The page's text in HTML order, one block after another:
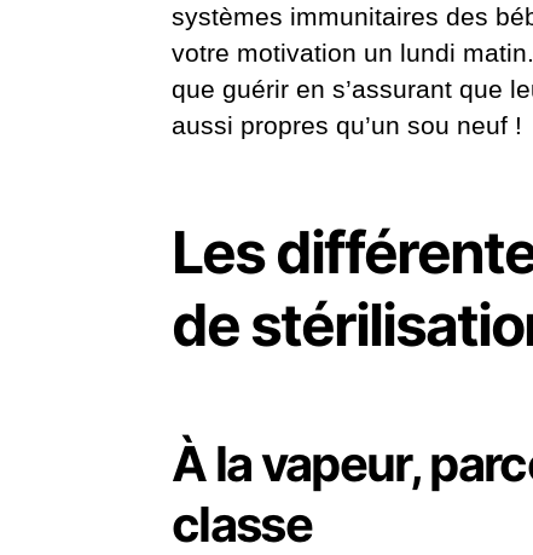
systèmes immunitaires des
votre motivation un lundi
que guérir en s’assurant que
aussi propres qu’un sou neuf !
Les
de
À la vapeur,
classe